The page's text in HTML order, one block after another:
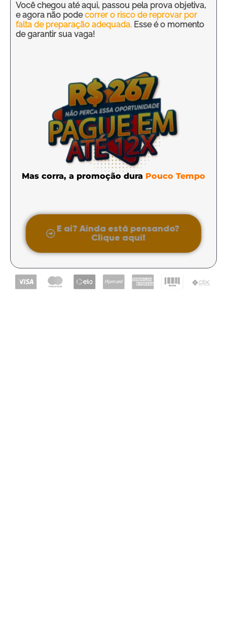
Você chegou até aqui, passou pela prova objetiva,
e agora não podecorrer o risco de reprovar por
falta de preparação adequada. Esse é o momento
de garantir sua vaga!
Mas corra, a promoção dura Pouco Tempo
Pouco Tempo
E aí? Ainda está pensando?
Clique aqui!